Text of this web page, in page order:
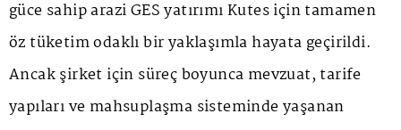
güce sahip arazi GES yatırımı Kutes için tamamen
öz tüketim odaklı bir yaklaşımla hayata geçirildi.
Ancak şirket için süreç boyunca mevzuat, tarife
yapıları ve mahsuplaşma sisteminde yaşanan